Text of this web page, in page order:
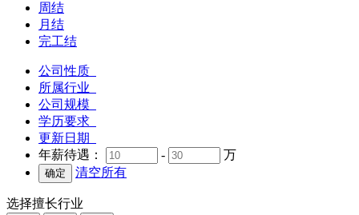
周结
月结
完工结
公司性质
所属行业
公司规模
学历要求
更新日期
年薪待遇：
-
万
清空所有
选择擅长行业